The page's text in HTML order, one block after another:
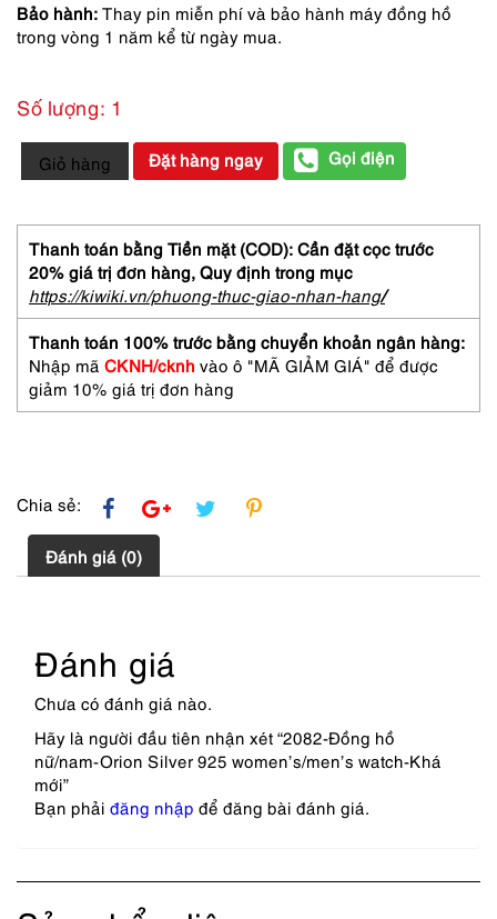
Bảo hành: Thay pin miễn phí và bảo hành máy đồng hồ
trong vòng 1 năm kể từ ngày mua.
Số lượng: 1
2082-
Đồng
nữ/nam-
Orion
Silver
925
women's/men's
watch-
Khá
mới
số
Giỏ hàng Đặt hàng ngay Gọi điện
Thanh toán bằng Tiền mặt (COD): Cần đặt cọc trước
20% giá trị đơn hàng, Quy định trong mục
https://kiwiki.vn/phuong-thuc-giao-nhan-hang/
Thanh toán 100% trước bằng chuyển khoản ngân hàng:
Nhập mã CKNH/cknh vào ô "MÃ GIẢM GIÁ" để được
giảm 10% giá trị đơn hàng
Chia sẻ:
Đánh giá (0)
Đánh giá
Chưa có đánh giá nào.
Hãy là người đầu tiên nhận xét “2082-Đồng hồ
nữ/nam-Orion Silver 925 women’s/men’s watch-Khá
mới”
Bạn phải đăng nhập để đăng bài đánh giá.